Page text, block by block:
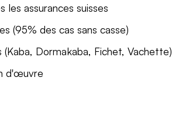
assurances suisses
(95% des cas sans casse)
Dormakaba, Fichet, Vachette)
d'œuvre